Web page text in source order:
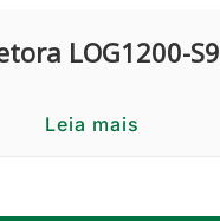
LOG1200-S9
Leia mais